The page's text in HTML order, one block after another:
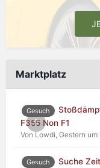
Marktplatz
0
Gesuch
F355 Non F1
Von Lowdi, Gestern um
Gesuch
Suche